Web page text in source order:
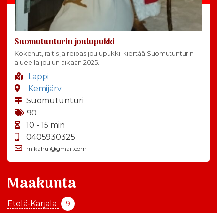
Suomutunturin joulupukki
Kokenut, raitis ja reipas joulupukki kiertää Suomutunturin
alueella joulun aikaan 2025.
Lappi
Kemijärvi
Suomutunturi
90
10 - 15 min
0405930325
mikahui@gmail.com
Maakunta
Etelä-Karjala 9